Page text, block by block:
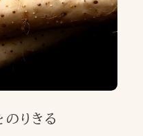
りきる